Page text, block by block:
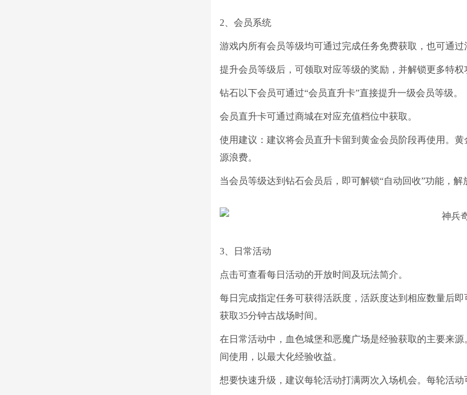
2、会员系统
游戏内所有会员等级均可通过完成任务免费获取，也可通过
提升会员等级后，可领取对应等级的奖励，并解锁更多特权
钻石以下会员可通过“会员直升卡”直接提升一级会员等级。
会员直升卡可通过商城在对应充值档位中获取。
使用建议：建议将会员直升卡留到黄金会员阶段再使用。
源浪费。
当会员等级达到钻石会员后，即可解锁“自动回收”功能，解
3、日常活动
点击可查看每日活动的开放时间及玩法简介。
每日完成指定任务可获得活跃度，活跃度达到相应数量后
获取35分钟古战场时间。
在日常活动中，血色城堡和恶魔广场是经验获取的主要来
间使用，以最大化经验收益。
想要快速升级，建议每轮活动打满两次入场机会。每轮活动